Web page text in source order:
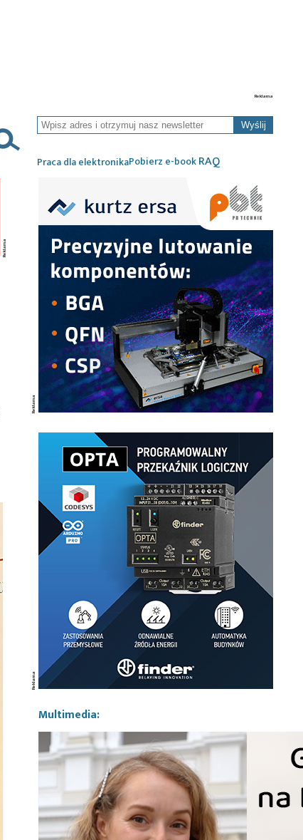
Wyślij
Praca dla elektronikaPobierz e-bookRAQ
Multimedia: